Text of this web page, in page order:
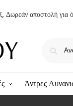
Δωρεάν αποστολή για
Άντρες